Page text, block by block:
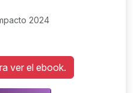
2024
ver el ebook.